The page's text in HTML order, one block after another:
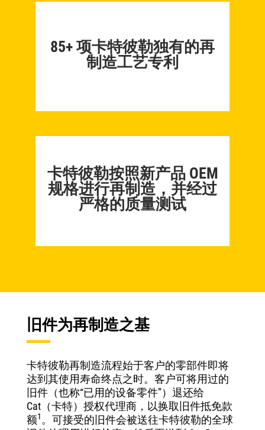
85+ 项卡特彼勒独有的再
制造工艺专利
卡特彼勒按照新产品 OEM
规格进行再制造，并经过
严格的质量测试
旧件为再制造之基
卡特彼勒再制造流程始于客户的零部件即将
达到其使用寿命终点之时。客户可将用过的
旧件（也称“已用的设备零件”）退还给
Cat（卡特）授权代理商，以换取旧件抵免款
额1 。可接受的旧件会被送往卡特彼勒的全球